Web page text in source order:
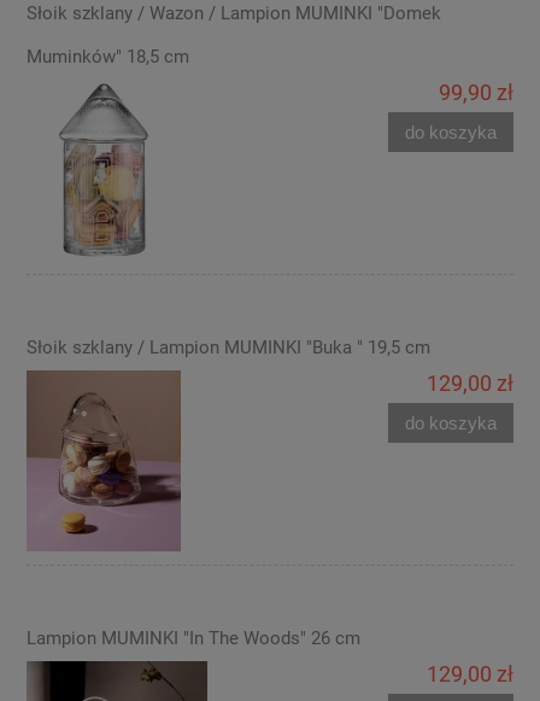
Słoik szklany / Wazon / Lampion MUMINKI "Domek
Muminków" 18,5 cm
99,90 zł
do koszyka
Słoik szklany / Lampion MUMINKI "Buka " 19,5 cm
129,00 zł
do koszyka
Lampion MUMINKI "In The Woods" 26 cm
129,00 zł